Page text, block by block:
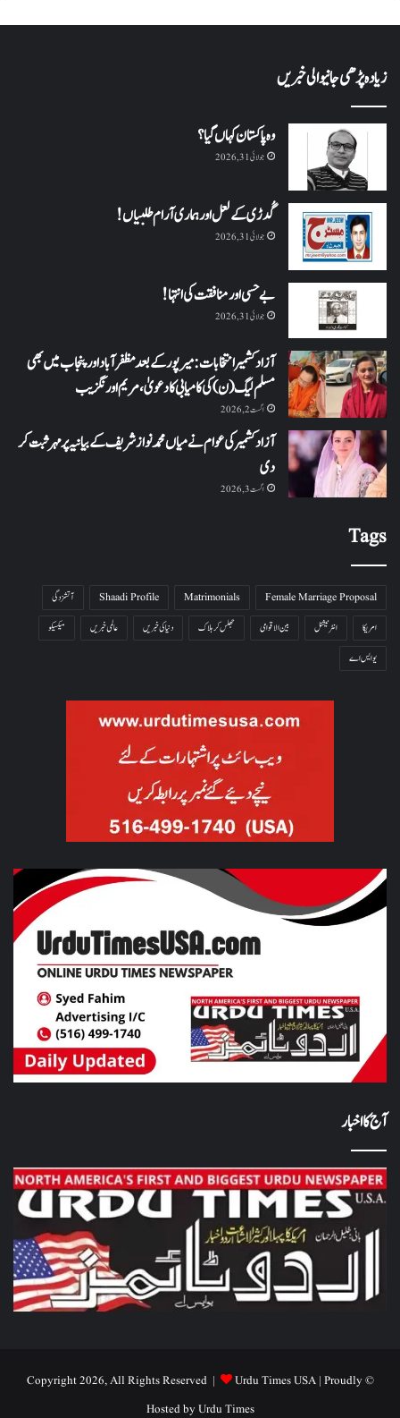
زیادہ پڑھی جانیوالی خبریں
وہ پاکستان کہاں گیا؟
جولائی 31, 2026
گُدڑی کے لعل اور ہماری آرام طلبیاں!
جولائی 31, 2026
بے حسی اور منافقت کی انتہا !
جولائی 31, 2026
آزاد کشمیر انتخابات: میرپور کے بعد مظفرآباد اور پنجاب میں بھی
مسلم لیگ (ن) کی کامیابی کا دعویٰ، مریم اورنگزیب
اگست 2, 2026
آزاد کشمیر کی عوام نے میاں محمد نواز شریف کے بیانیہ پر مہر ثبت کر
دی
اگست 3, 2026
Tags
Female Marriage Proposal
Matrimonials
Shaadi Profile
آتشزدگی
امریکا
انٹرنیشنل بین الاقوامی جھلس کر ہلاک دنیا کی خبریں عالمی خبریں
میکسیکو
یو ایس اے
آج کا اخبار
© Copyright 2026, All Rights Reserved |
Urdu Times USA| Proudly
Hosted byUrdu Times